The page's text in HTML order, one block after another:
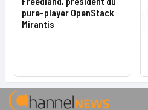
pure-player OpenStack
Mirantis